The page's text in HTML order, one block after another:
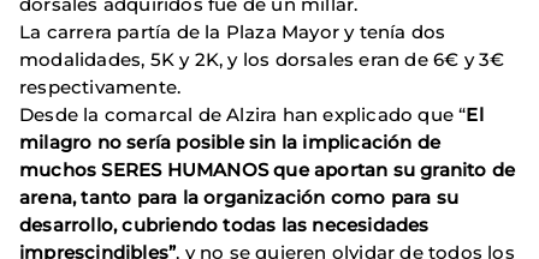
La carrera partía de la Plaza Mayor y tenía dos
modalidades, 5K y 2K, y los dorsales eran de 6€ y 3€
respectivamente.
Desde la comarcal de Alzira han explicado que “El
milagro no sería posible sin la implicación de
muchos SERES HUMANOS que aportan su granito de
arena, tanto para la organización como para su
desarrollo, cubriendo todas las necesidades
imprescindibles”, y no se quieren olvidar de todos los